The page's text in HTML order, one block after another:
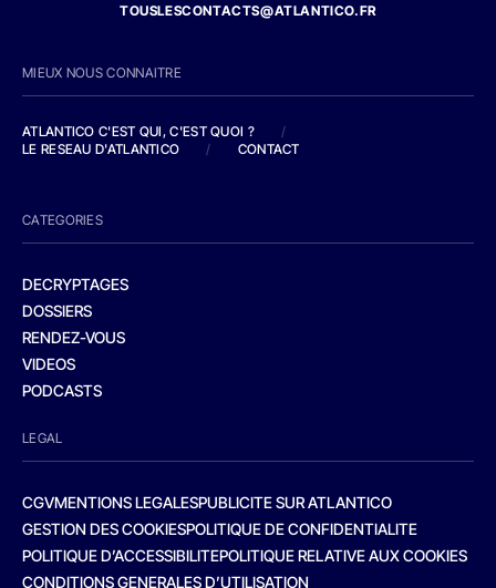
TOUSLESCONTACTS@ATLANTICO.FR
MIEUX NOUS CONNAITRE
ATLANTICO C'EST QUI, C'EST QUOI ?
/
LE RESEAU D'ATLANTICO
/ CONTACT
CATEGORIES
DECRYPTAGES
DOSSIERS
RENDEZ-VOUS
VIDEOS
PODCASTS
LEGAL
CGVMENTIONS LEGALESPUBLICITE SUR ATLANTICO
GESTION DES COOKIESPOLITIQUE DE CONFIDENTIALITE
POLITIQUE D’ACCESSIBILITEPOLITIQUE RELATIVE AUX COOKIES
CONDITIONS GENERALES D’UTILISATION